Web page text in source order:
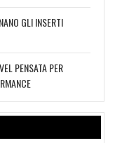
GLI INSERTI
PENSATA PER